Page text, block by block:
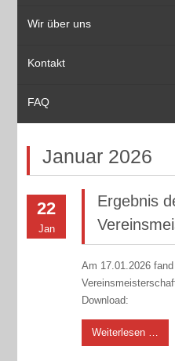
Wir über uns
Kontakt
FAQ
Januar 2026
22
Jan
Ergebnis
Am 17.01.2026
Download:
Weiterlesen …